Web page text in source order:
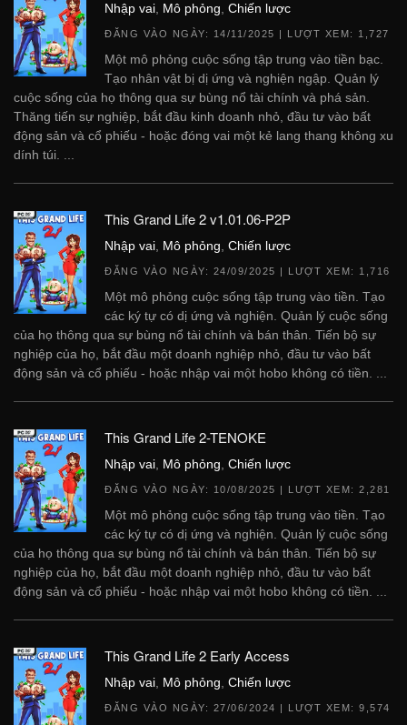
Nhập vai Mô phỏng Chiến lược
ĐĂNG VÀO NGÀY: 14/11/2025 | LƯỢT XEM: 1,727
Một mô phỏng cuộc sống tập trung vào tiền bạc.
Tạo nhân vật bị dị ứng và nghiện ngập. Quản lý
cuộc sống của họ thông qua sự bùng nổ tài chính và phá sản.
Thăng tiến sự nghiệp, bắt đầu kinh doanh nhỏ, đầu tư vào bất
động sản và cổ phiếu - hoặc đóng vai một kẻ lang thang không xu
dính túi. ...
This Grand Life 2 v1.01.06-P2P
Nhập vai Mô phỏng Chiến lược
ĐĂNG VÀO NGÀY: 24/09/2025 | LƯỢT XEM: 1,716
Một mô phỏng cuộc sống tập trung vào tiền. Tạo
các ký tự có dị ứng và nghiện. Quản lý cuộc sống
của họ thông qua sự bùng nổ tài chính và bán thân. Tiến bộ sự
nghiệp của họ, bắt đầu một doanh nghiệp nhỏ, đầu tư vào bất
động sản và cổ phiếu - hoặc nhập vai một hobo không có tiền. ...
This Grand Life 2-TENOKE
Nhập vai Mô phỏng Chiến lược
ĐĂNG VÀO NGÀY: 10/08/2025 | LƯỢT XEM: 2,281
Một mô phỏng cuộc sống tập trung vào tiền. Tạo
các ký tự có dị ứng và nghiện. Quản lý cuộc sống
của họ thông qua sự bùng nổ tài chính và bán thân. Tiến bộ sự
nghiệp của họ, bắt đầu một doanh nghiệp nhỏ, đầu tư vào bất
động sản và cổ phiếu - hoặc nhập vai một hobo không có tiền. ...
This Grand Life 2 Early Access
Nhập vai Mô phỏng Chiến lược
ĐĂNG VÀO NGÀY: 27/06/2024 | LƯỢT XEM: 9,574